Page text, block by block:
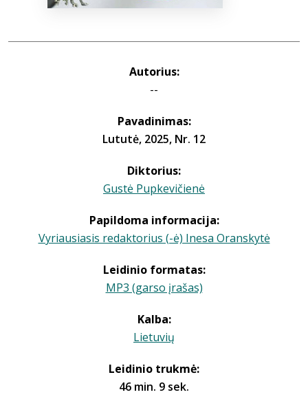
Autorius:
--
Pavadinimas:
Lututė, 2025, Nr. 12
Diktorius:
Gustė Pupkevičienė
Papildoma informacija:
Vyriausiasis redaktorius (-ė) Inesa Oranskytė
Leidinio formatas:
MP3 (garso įrašas)
Kalba:
Lietuvių
Leidinio trukmė:
46 min. 9 sek.